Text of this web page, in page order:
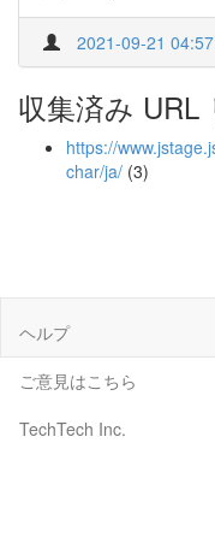
2021-09-21
収集済み URL
https://
char/ja/ (3)
ヘルプ
ご意見はこちら
TechTech Inc.